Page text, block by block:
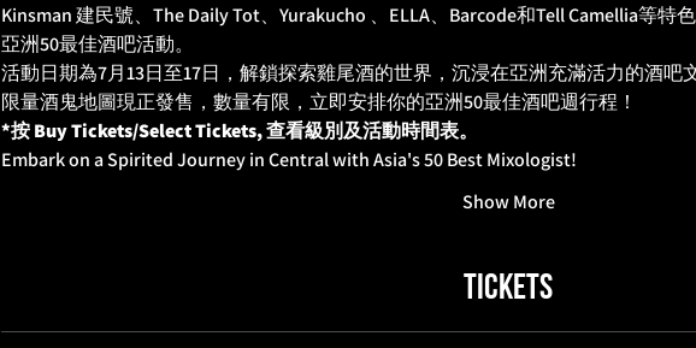
Kinsman 建民號、The Daily Tot、Yurakucho 、ELLA、Barcode和Tell Camellia等
亞洲50最佳酒吧活動。
活動日期為7月13日至17日，解鎖探索雞尾酒的世界，沉浸在亞洲充滿活力的酒吧文
限量酒鬼地圖現正發售，數量有限，立即安排你的亞洲50最佳酒吧週行程！
*按 Buy Tickets/Select Tickets, 查看級別及活動時間表。
Embark on a Spirited Journey in Central with Asia's 50 Best Mixologist!
Show More
Tickets